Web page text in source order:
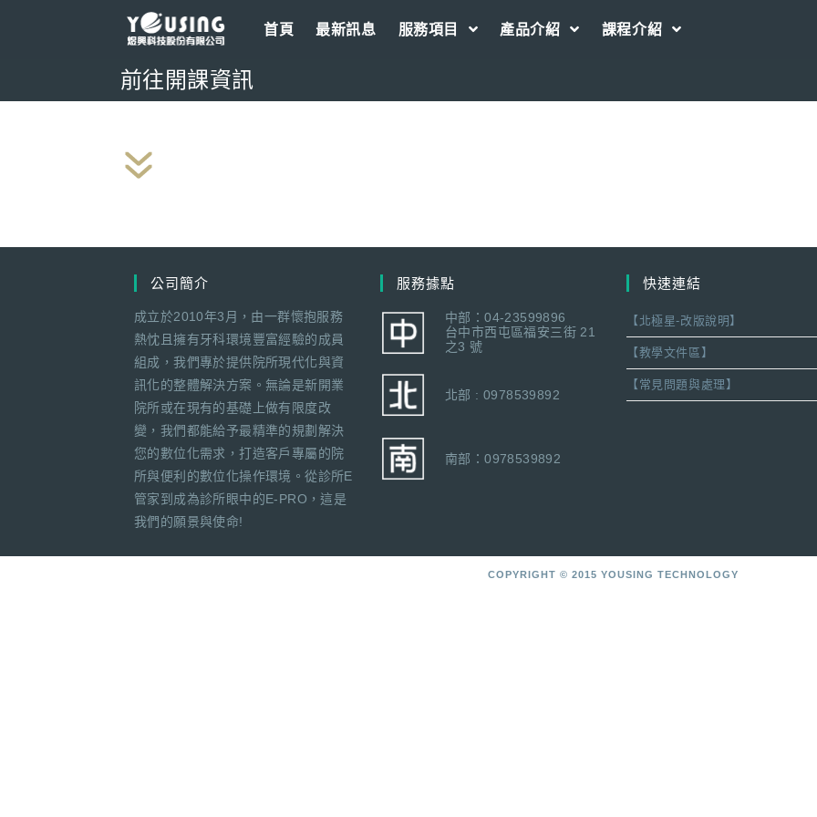
首頁 最新訊息 服務項目 產品介紹 課程介紹
前往開課資訊
公司簡介
成立於2010年3月，由一群懷抱服務
熱忱且擁有牙科環境豐富經驗的成員
組成，我們專於提供院所現代化與資
訊化的整體解決方案。無論是新開業
院所或在現有的基礎上做有限度改
變，我們都能給予最精準的規劃解決
您的數位化需求，打造客戶專屬的院
所與便利的數位化操作環境。從診所E
管家到成為診所眼中的E-PRO，這是
我們的願景與使命!
服務據點
中部：04-23599896
台中市西屯區福安三街 21
之3 號
北部 : 0978539892
南部：0978539892
快速連結
【北極星-改版說明】
【教學文件區】
【常見問題與處理】
COPYRIGHT © 2015 YOUSING TECHNOLOGY